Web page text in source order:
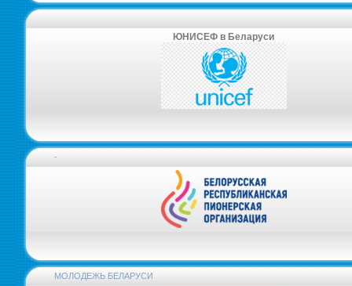
ЮНИСЕФ в Беларуси
-
МОЛОДЕЖЬ БЕЛАРУСИ